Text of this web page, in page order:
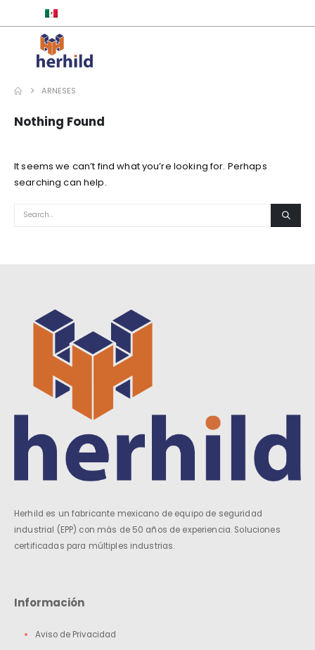
ARNESES
Nothing Found
It seems we can’t find what you’re looking for. Perhaps
searching can help.
Herhild es un fabricante mexicano de equipo de seguridad
industrial (EPP) con más de 50 años de experiencia. Soluciones
certificadas para múltiples industrias.
Información
Aviso de Privacidad